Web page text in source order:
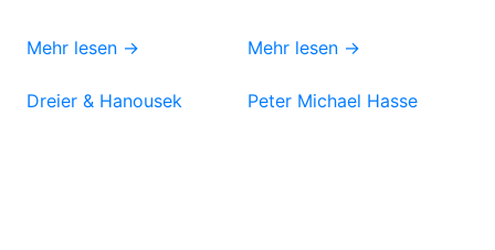
Mehr lesen → Mehr lesen →
Dreier & Hanousek Peter Michael Hasse